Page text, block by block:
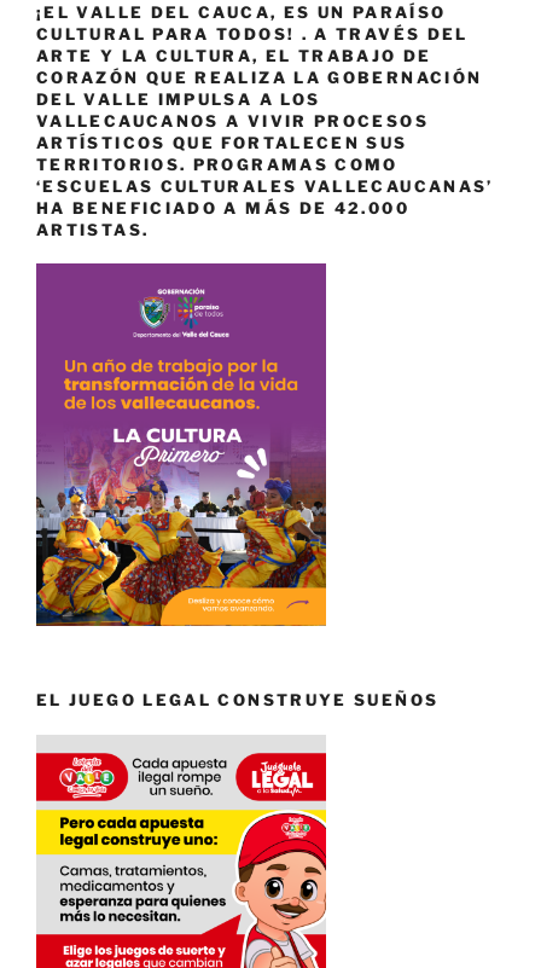
¡EL VALLE DEL CAUCA, ES UN PARAÍSO
CULTURAL PARA TODOS! . A TRAVÉS DEL
ARTE Y LA CULTURA, EL TRABAJO DE
CORAZÓN QUE REALIZA LA GOBERNACIÓN
DEL VALLE IMPULSA A LOS
VALLECAUCANOS A VIVIR PROCESOS
ARTÍSTICOS QUE FORTALECEN SUS
TERRITORIOS. PROGRAMAS COMO
‘ESCUELAS CULTURALES VALLECAUCANAS’
HA BENEFICIADO A MÁS DE 42.000
ARTISTAS.
EL JUEGO LEGAL CONSTRUYE SUEÑOS